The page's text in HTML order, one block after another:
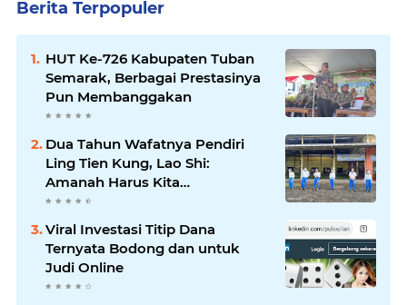
Berita Terpopuler
HUT Ke-726 Kabupaten Tuban
Semarak, Berbagai Prestasinya
Pun Membanggakan
Dua Tahun Wafatnya Pendiri
Ling Tien Kung, Lao Shi:
Amanah Harus Kita
Laksanakan!
Viral Investasi Titip Dana
Ternyata Bodong dan untuk
Judi Online